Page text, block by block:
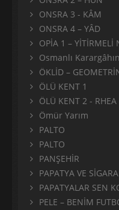
ONSRA 3 - KÂM
ONSRA 4 – YÂD
OPİA 1 – YİTİRMELİ
Osmanlı
ÖKLİD –
ÖLÜ KENT 1
ÖLÜ KENT 2 - RHEA
Ömür Yarım
PALTO
PALTO
PANŞEHİR
PAPATYA VE SİGARA
PAPATYALAR SEN
PELE – BENİM